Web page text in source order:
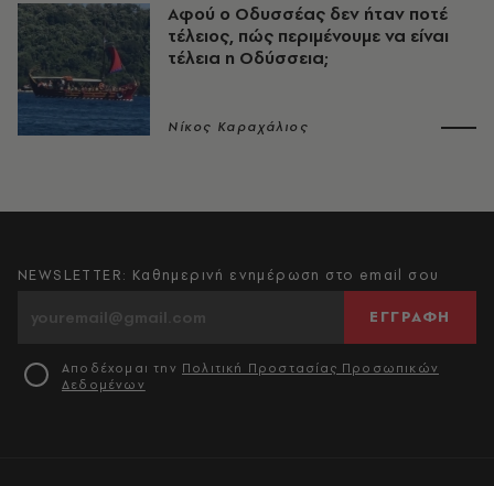
Αφού ο Οδυσσέας δεν ήταν ποτέ
τέλειος, πώς περιμένουμε να είναι
τέλεια η Οδύσσεια;
Νίκος Καραχάλιος
NEWSLETTER: Καθημερινή ενημέρωση στο email σου
ΕΓΓΡΑΦΗ
Αποδέχομαι την Πολιτική Προστασίας Προσωπικών
Δεδομένων